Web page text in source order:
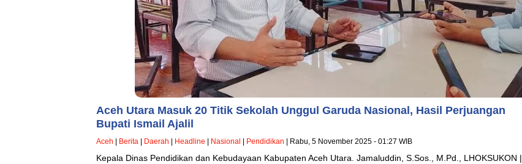
Aceh Utara Masuk 20 Titik Sekolah Unggul Garuda Nasional, Hasil Perjuangan
Bupati Ismail Ajalil
Aceh Berita Daerah Headline Nasional Pendidikan | Rabu, 5 November 2025 - 01:27 WIB
Kepala Dinas Pendidikan dan Kebudayaan Kabupaten Aceh Utara. Jamaluddin, S.Sos., M.Pd., LHOKSUKON |